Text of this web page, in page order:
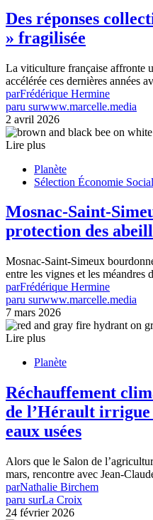
Des réponses
» fragilisée
La viticulture française affronte
accélérée ces dernières années
parFrédérique Hermine
paru surwww.marcelle.media
2 avril 2026
Lire plus
Planète
Sélection Économie
Mosnac-Saint-
protection des
Mosnac-Saint-Simeux
entre les vignes et les
parFrédérique Hermine
paru surwww.marcelle.media
7 mars 2026
Lire plus
Planète
Réchauffement
de l’Hérault irrigue
eaux usées
Alors que le Salon de
mars, rencontre avec Jean-
parNathalie Birchem
paru surLa Croix
24 février 2026